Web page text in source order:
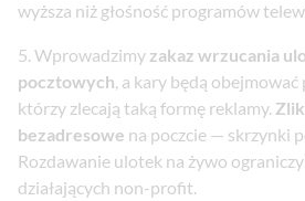
wyższa niż głośność programów
Wprowadzimy zakaz wrzucania
pocztowych, a kary będą
którzy zlecają taką formę reklamy.
bezadresowe na poczcie — skrzynki
Rozdawanie ulotek na żywo
działających non-profit.